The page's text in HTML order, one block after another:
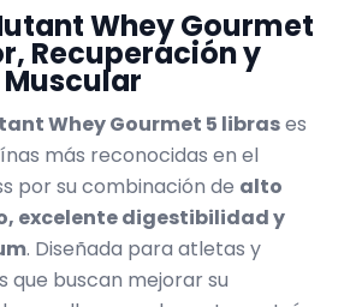
Whey Gourmet
Recuperación y
Whey Gourmet 5 librases
más reconocidas en el
por su combinación de alto
excelente digestibilidad y
. Diseñada para atletas y
que buscan mejorar su